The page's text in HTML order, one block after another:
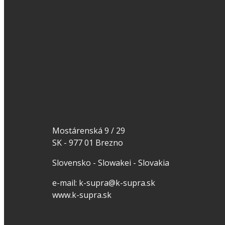
Mostárenská 9 / 29
SK - 977 01 Brezno
Slovensko - Slowakei - Slovakia
e-mail: k-supra@k-supra.sk
www.k-supra.sk